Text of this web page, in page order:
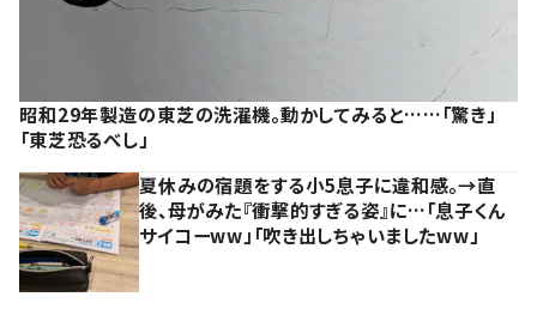
昭和29年製造の東芝の洗濯機。動かしてみると……「驚き」
「東芝恐るべし」
夏休みの宿題をする小5息子に違和感。→直
後、母がみた『衝撃的すぎる姿』に…「息子くん
サイコーww」「吹き出しちゃいましたww」